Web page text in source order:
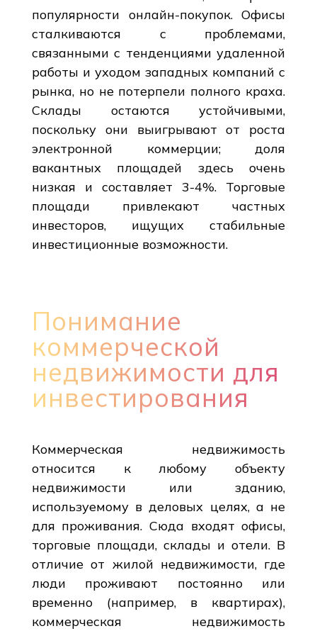
популярности онлайн-покупок. Офисы
сталкиваются с проблемами,
связанными с тенденциями удаленной
работы и уходом западных компаний с
рынка, но не потерпели полного краха.
Склады остаются устойчивыми,
поскольку они выигрывают от роста
электронной коммерции; доля
вакантных площадей здесь очень
низкая и составляет 3-4%. Торговые
площади привлекают частных
инвесторов, ищущих стабильные
инвестиционные возможности.
Понимание
коммерческой
недвижимости для
инвестирования
Коммерческая недвижимость
относится к любому объекту
недвижимости или зданию,
используемому в деловых целях, а не
для проживания. Сюда входят офисы,
торговые площади, склады и отели. В
отличие от жилой недвижимости, где
люди проживают постоянно или
временно (например, в квартирах),
коммерческая недвижимость